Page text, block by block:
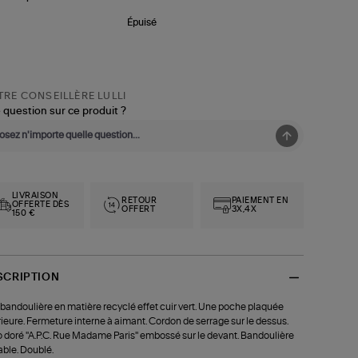
Épuisé
CONSEILLÈRE LULLI
question sur ce produit ?
LIVRAISON
OFFERTE DÈS
150 €
RETOUR
OFFERT
PAIEMENT EN
3X,4X
en matière recyclé effet cuir vert. Une poche plaquée
Fermeture interne à aimant. Cordon de serrage sur le dessus.
doré ''A.P.C. Rue Madame Paris'' embossé sur le devant. Bandoulière
Doublé.